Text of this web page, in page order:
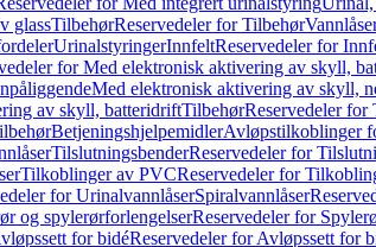
glassTilbehørReservedeler for Tilbehør
UrinalstyringerInnfeltReservedeler for
for Med elektronisk aktivering av skyll,
Med elektronisk aktivering av skyll,
av skyll, batteridriftTilbehørReservedeler for
BetjeningshjelpemidlerAvløpstilkoblinger
TilslutningsbenderReservedeler for
Tilkoblinger av PVCReservedeler for
for UrinalvannlåserSpiralvannlåser
og spylerørforlengelserReservedeler for
for bidéReservedeler for Avløpssett for